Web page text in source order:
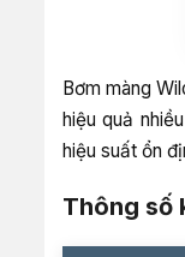
Bơm màng
hiệu quả
hiệu suất ổn
Thông số